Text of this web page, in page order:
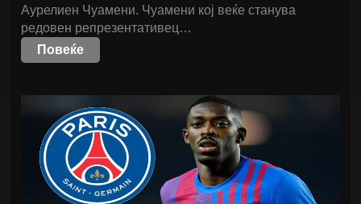
Аурелиен Чуамени. Чуамени кој веќе станува
редовен репрезентативец…
Повеќе